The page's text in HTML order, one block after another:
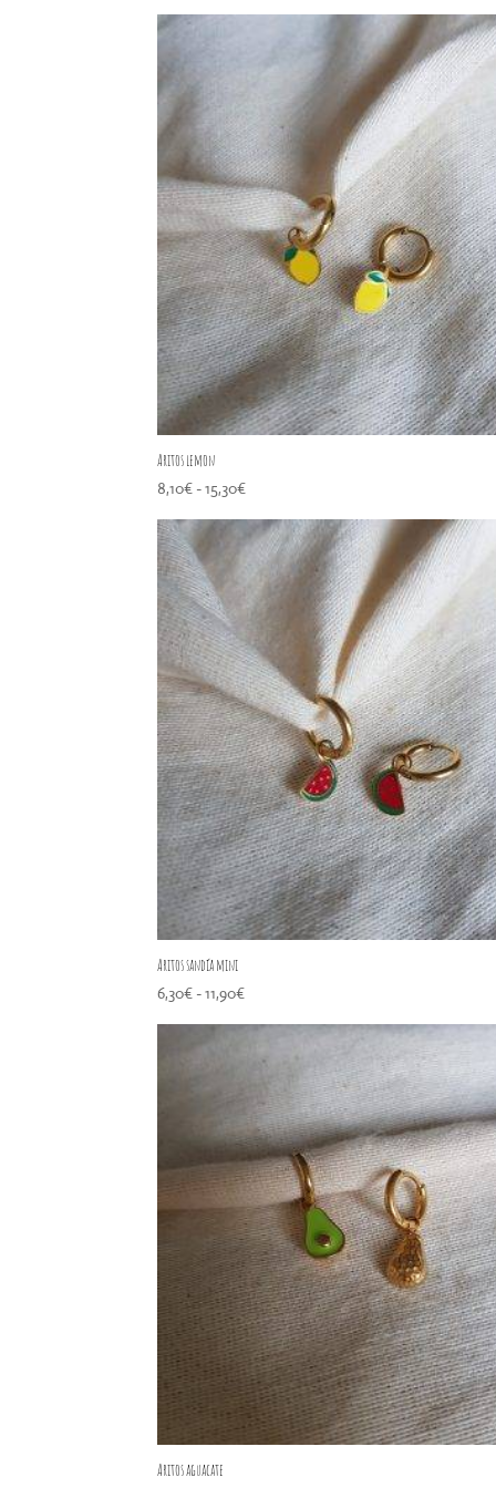
hasta
15,30€
Aritos lemon
8,10€ -15,30€Rango
precios:
desde
8,10€
hasta
15,30€
Aritos sandía mini
6,30€ -11,90€Rango
desde
6,30€
hasta
11,90€
Aritos aguacate